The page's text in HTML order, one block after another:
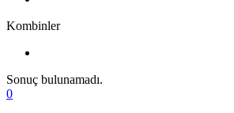
Kombinler
Sonuç bulunamadı.
0